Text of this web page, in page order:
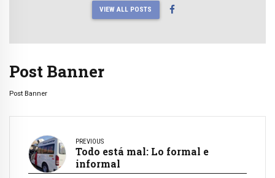
VIEW ALL POSTS
Post Banner
Post Banner
PREVIOUS
Todo está mal: Lo formal e
informal